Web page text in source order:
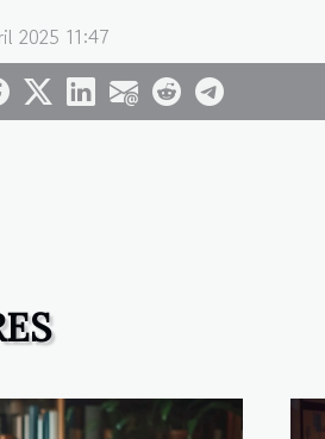
2025 11:47